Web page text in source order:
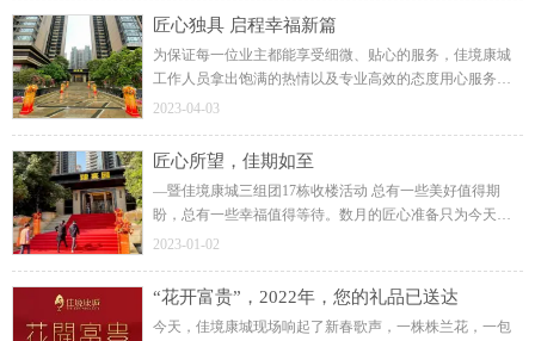
匠心独具 启程幸福新篇
为保证每一位业主都能享受细微、贴心的服务，佳境康城
工作人员拿出饱满的热情以及专业高效的态度用心服务客
户。幸福气息与春天新绿铺满回家的路，让业主尽情享受
2023-04-03
匠心所望，佳期如至
—暨佳境康城三组团17栋收楼活动 总有一些美好值得期
盼，总有一些幸福值得等待。数月的匠心准备只为今天向
业主道一声：“您好，欢迎回家！”终于在12月31日，2022年
2023-01-02
“花开富贵”，2022年，您的礼品已送达
今天，佳境康城现场响起了新春歌声，一株株兰花，一包